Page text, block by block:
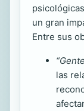
un gran
Entre sus
las